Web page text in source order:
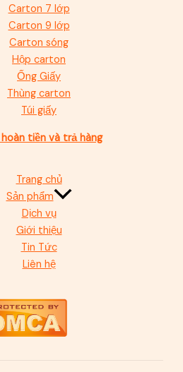
Carton 7 lớp
Carton 9 lớp
Carton sóng
Hộp carton
Ống Giấy
Thùng carton
Túi giấy
tiền và trả hàng
Trang chủ
Sản phẩm
Dịch vụ
Giới thiệu
Tin Tức
Liên hệ